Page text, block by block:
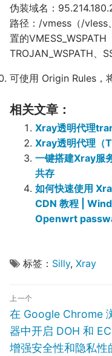
伪装域名：
路径：/vmess（/
置的VMESS_WSPATH
TROJAN_WSPATH、
可使用 Origin Rules，
相关文章：
Xray透明代理
Xray透明代理（
一键搭建Xray服
共存
如何快速使用
CDN 教程 |
Openwrt
标签： Silly, Xray
文
章
导
航
上一个
Previous
post:
在 Google Chrome
器中开启 DOH 和
增强安全性和隐私性